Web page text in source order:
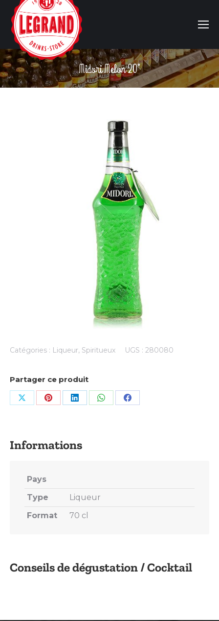
Midori Melon 20°
Vous êtes ici :
Catégories : Liqueur, Spiritueux UGS : 280080
Partager ce produit
Share Share Share Share Share
Conseils de dégustation / Cocktail
Pays
Type
Liqueur
Format
70 cl